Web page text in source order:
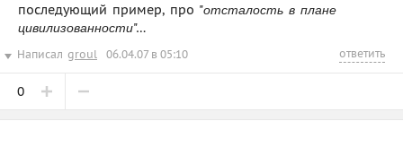
последующий пример, про "отсталость в плане
цивилизованности"…
Написал groul 06.04.07 в 05:10 ответить
0